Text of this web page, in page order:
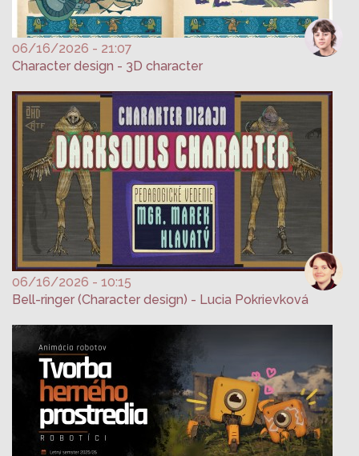
06/16/2026 - 21:07
Character design - 3D character
06/16/2026 - 10:15
Bell-ringer (Character design) - Lucia Pokrievková